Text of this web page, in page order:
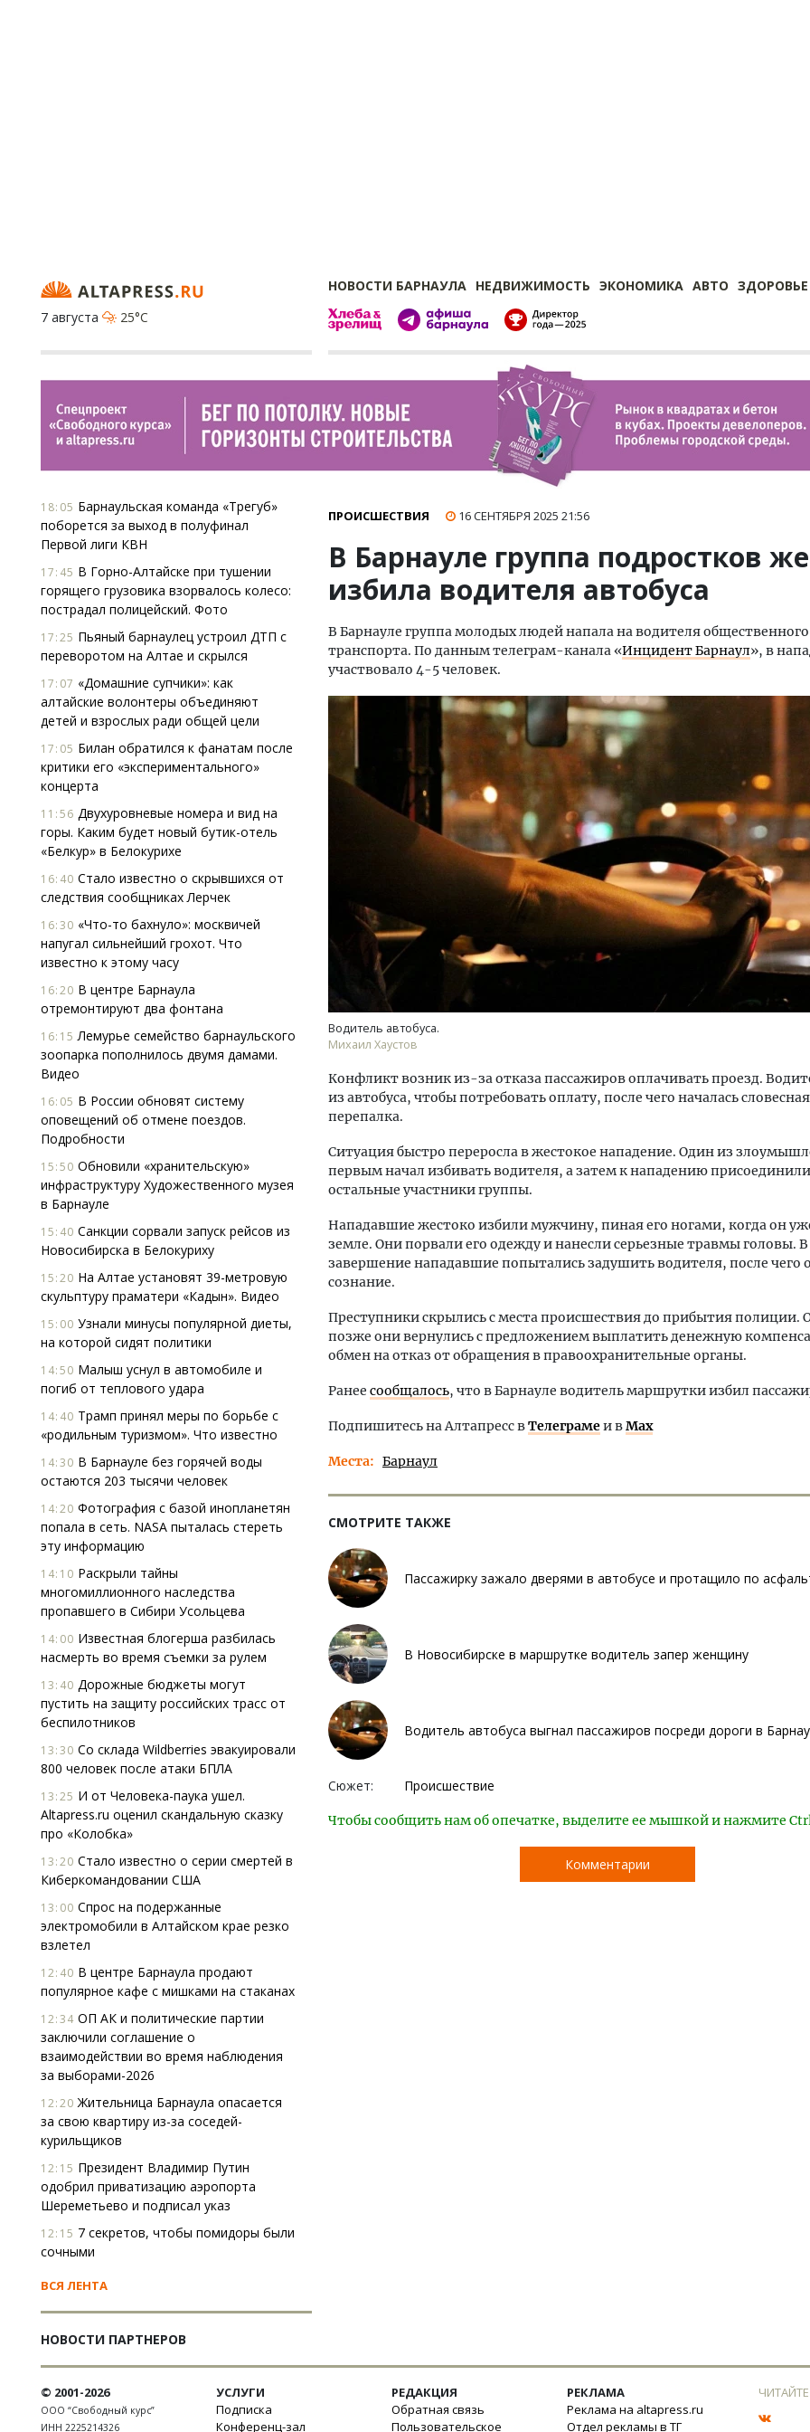
НОВОСТИ БАРНАУЛА НЕДВИЖИМОСТЬ ЭКОНОМИКА АВТО ЗДОРОВЬЕ
7 августа
25°C
18:05 Барнаульская команда «Трегуб»
поборется за выход в полуфинал
Первой лиги КВН
17:45 В Горно-Алтайске при тушении
горящего грузовика взорвалось колесо:
пострадал полицейский. Фото
17:25 Пьяный барнаулец устроил ДТП с
переворотом на Алтае и скрылся
17:07 «Домашние супчики»: как
алтайские волонтеры объединяют
детей и взрослых ради общей цели
17:05 Билан обратился к фанатам после
критики его «экспериментального»
концерта
11:56 Двухуровневые номера и вид на
горы. Каким будет новый бутик-отель
«Белкур» в Белокурихе
16:40 Стало известно о скрывшихся от
следствия сообщниках Лерчек
16:30 «Что-то бахнуло»: москвичей
напугал сильнейший грохот. Что
известно к этому часу
16:20 В центре Барнаула
отремонтируют два фонтана
16:15 Лемурье семейство барнаульского
зоопарка пополнилось двумя дамами.
Видео
16:05 В России обновят систему
оповещений об отмене поездов.
Подробности
15:50 Обновили «хранительскую»
инфраструктуру Художественного музея
в Барнауле
15:40 Санкции сорвали запуск рейсов из
Новосибирска в Белокуриху
15:20 На Алтае установят 39-метровую
скульптуру праматери «Кадын». Видео
15:00 Узнали минусы популярной диеты,
на которой сидят политики
14:50 Малыш уснул в автомобиле и
погиб от теплового удара
14:40 Трамп принял меры по борьбе с
«родильным туризмом». Что известно
14:30 В Барнауле без горячей воды
остаются 203 тысячи человек
14:20 Фотография с базой инопланетян
попала в сеть. NASA пыталась стереть
эту информацию
14:10 Раскрыли тайны
многомиллионного наследства
пропавшего в Сибири Усольцева
14:00 Известная блогерша разбилась
насмерть во время съемки за рулем
13:40 Дорожные бюджеты могут
пустить на защиту российских трасс от
беспилотников
13:30 Со склада Wildberries эвакуировали
800 человек после атаки БПЛА
13:25 И от Человека-паука ушел.
Altapress.ru оценил скандальную сказку
про «Колобка»
13:20 Стало известно о серии смертей в
Киберкомандовании США
13:00 Спрос на подержанные
электромобили в Алтайском крае резко
взлетел
12:40 В центре Барнаула продают
популярное кафе с мишками на стаканах
12:34 ОП АК и политические партии
заключили соглашение о
взаимодействии во время наблюдения
за выборами-2026
12:20 Жительница Барнаула опасается
за свою квартиру из-за соседей-
курильщиков
12:15 Президент Владимир Путин
одобрил приватизацию аэропорта
Шереметьево и подписал указ
12:15 7 секретов, чтобы помидоры были
сочными
ВСЯ ЛЕНТА
НОВОСТИ ПАРТНЕРОВ
ПРОИСШЕСТВИЯ 16 СЕНТЯБРЯ 2025 21:56
В Барнауле группа подростков
избила водителя автобуса
В Барнауле группа молодых людей напала на водителя общественного
транспорта. По данным телеграм-канала «Инцидент Барнаул», в
участвовало 4-5 человек.
Водитель автобуса.
Михаил Хаустов
Конфликт возник из-за отказа пассажиров оплачивать проезд.
из автобуса, чтобы потребовать оплату, после чего началась словесная
перепалка.
Ситуация быстро переросла в жестокое нападение. Один из
первым начал избивать водителя, а затем к нападению
остальные участники группы.
Нападавшие жестоко избили мужчину, пиная его ногами, когда он
земле. Они порвали его одежду и нанесли серьезные травмы головы. В
завершение нападавшие попытались задушить водителя, после чего
сознание.
Преступники скрылись с места происшествия до прибытия полиции.
позже они вернулись с предложением выплатить денежную
обмен на отказ от обращения в правоохранительные органы.
Ранее сообщалось, что в Барнауле водитель маршрутки избил
Подпишитесь на Алтапресс вТелеграмеи вMax
Места Барнаул
СМОТРИТЕ ТАКЖЕ
Пассажирку зажало дверями в автобусе и протащило по
В Новосибирске в маршрутке водитель запер женщину
Водитель автобуса выгнал пассажиров посреди дороги в
Сюжет: Происшествие
Чтобы сообщить нам об опечатке, выделите ее мышкой и нажмите
Комментарии
Смелость архитектурных идей.
Генеральный директор компании
ЗИАС — об эстетике городов,
трендах в фасадах и развитии рынка
СТРОИТЕЛЬСТВО
Ищем новые берега. Гендиректор
«Жилищной инициативы» Юрий
Гатилов — о том, как девелоперу
оставаться на плаву, когда рынок
штормит
Архитектурный код
земли. Мощение
плитами становится
© 2001-2026
ООО “Свободный курс”
ИНН 2225214326
УСЛУГИ
Подписка
Конференц-зал
РЕДАКЦИЯ
Обратная связь
Пользовательское
РЕКЛАМА
Реклама на altapress.ru
Отдел рекламы в ТГ